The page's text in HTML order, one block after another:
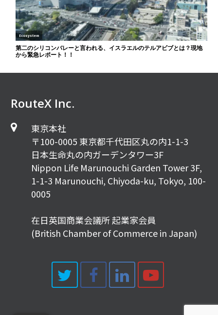
RouteX Inc.
東京本社
〒100-0005 東京都千代田区丸の内1-1-3
日本生命丸の内ガーデンタワー3F
Nippon Life Marunouchi Garden Tower 3F,
1-1-3 Marunouchi, Chiyoda-ku, Tokyo, 100-
0005
在日英国商業会議所 起業家会員
(British Chamber of Commerce in Japan)
Twitter
Facebook
LinkedIn